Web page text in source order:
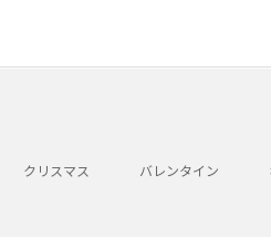
クリスマス バレンタイン